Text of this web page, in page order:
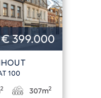
€ 399.000
100
2 307m2